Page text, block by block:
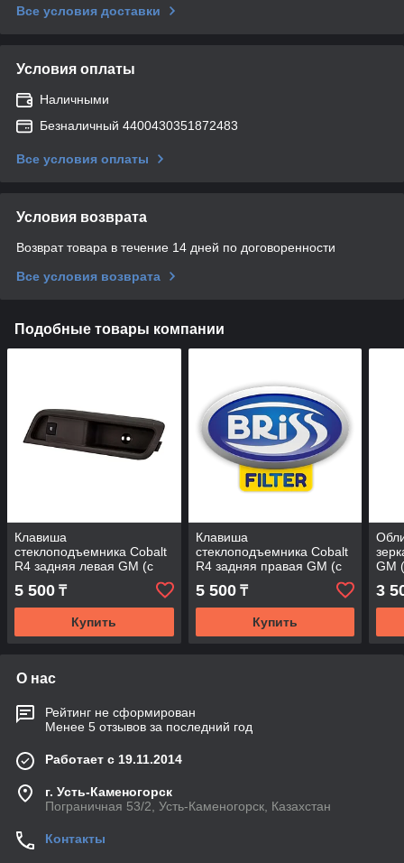
Все условия доставки
Условия оплаты
Наличными
Безналичный 4400430351872483
Все условия оплаты
Условия возврата
Возврат товара в течение 14 дней по договоренности
Все условия возврата
Подобные товары компании
Клавиша
стеклоподъемника Cobalt
R4 задняя левая GM (с
облицовкой)
5 500 ₸
Купить
Клавиша
стеклоподъемника Cobalt
R4 задняя правая GM (с
облицовкой)
5 500₸
Купить
GM
3
О нас
Рейтинг не сформирован
Менее 5 отзывов за последний год
Работает с 19.11.2014
г. Усть-Каменогорск
Пограничная 53/2, Усть-Каменогорск, Казахстан
Контакты